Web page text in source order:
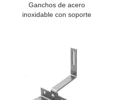
Ganchos de acero
inoxidable con soporte